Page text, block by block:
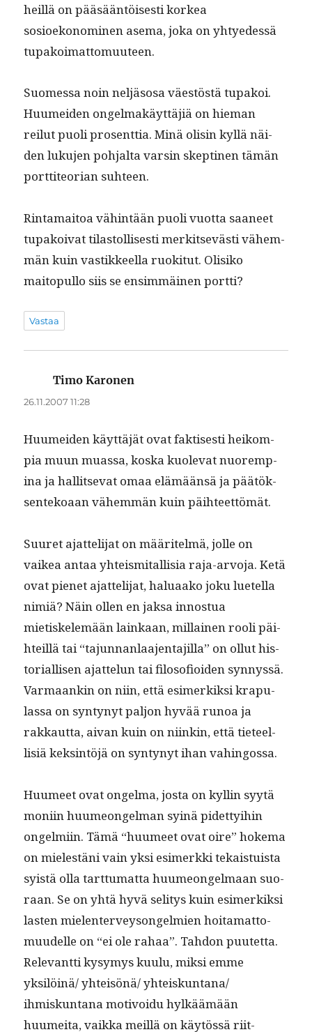
heil­lä on pääsään­töis­es­ti korkea
sosioekonomi­nen ase­ma, joka on yhtyedessä
tupakoimattomuuteen.
Suomes­sa noin neljä­sosa väestöstä tupakoi.
Huumei­den ongel­makäyt­täjiä on hie­man
reilut puoli pros­ent­tia. Minä olisin kyl­lä näi­
den luku­jen poh­jal­ta varsin skepti­nen tämän
port­ti­teo­ri­an suhteen.
Rin­ta­maitoa vähin­tään puoli vuot­ta saa­neet
tupakoi­vat tilas­tol­lis­es­ti merk­it­sevästi vähem­
män kuin vastik­keel­la ruok­i­tut. Olisiko
maitop­ul­lo siis se ensim­mäi­nen portti?
Vastaa
Timo Karonen
26.11.2007 11:28
Huumei­den käyt­täjät ovat fak­tis­es­ti heikom­
pia muun muas­sa, kos­ka kuol­e­vat nuoremp­
ina ja hal­lit­se­vat omaa elämään­sä ja päätök­
sen­tekoaan vähem­män kuin päihteettömät.
Suuret ajat­teli­jat on määritelmä, jolle on
vaikea antaa yhteis­mi­tallisia raja-arvo­ja. Ketä
ovat pienet ajat­teli­jat, halu­aako joku luetel­la
nim­iä? Näin ollen en jak­sa innos­tua
mietiskelemään lainkaan, mil­lainen rooli päi­
hteil­lä tai “tajun­nan­laa­jen­ta­jil­la” on ollut his­
to­ri­al­lisen ajat­telun tai filosofioiden syn­nyssä.
Var­maankin on niin, että esimerkik­si kra­pu­
las­sa on syn­tynyt paljon hyvää runoa ja
rakkaut­ta, aivan kuin on niinkin, että tieteel­
lisiä keksin­töjä on syn­tynyt ihan vahingossa.
Huumeet ovat ongel­ma, jos­ta on kyllin syytä
moni­in huume­on­gel­man syinä pidet­ty­i­hin
ongelmi­in. Tämä “huumeet ovat oire” hoke­ma
on mielestäni vain yksi esimerk­ki tekais­tu­ista
syistä olla tart­tumat­ta huume­on­gel­maan suo­
raan. Se on yhtä hyvä seli­tys kuin esimerkik­si
las­ten mie­len­ter­veysongelmien hoita­mat­to­
muudelle on “ei ole rahaa”. Tah­don puutet­ta.
Rel­e­vant­ti kysymys kuu­lu, mik­si emme
yksilöinä/ yhteisönä/ yhteiskuntana/
ihmiskun­tana motivoidu hylkäämään
huumei­ta, vaik­ka meil­lä on käytössä riit­